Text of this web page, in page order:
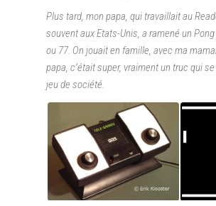
Plus tard, mon papa, qui travaillait au
souvent aux Etats-Unis, a ramené un
ou 77. On jouait en famille, avec ma
papa, c’était super, vraiment un truc qui
jeu de société.